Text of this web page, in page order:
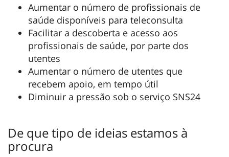
Aumentar o número de profissionais de
saúde disponíveis para teleconsulta
Facilitar a descoberta e acesso aos
profissionais de saúde, por parte dos
utentes
Aumentar o número de utentes que
recebem apoio, em tempo útil
Diminuir a pressão sob o serviço SNS24
De que tipo de ideias estamos à
procura